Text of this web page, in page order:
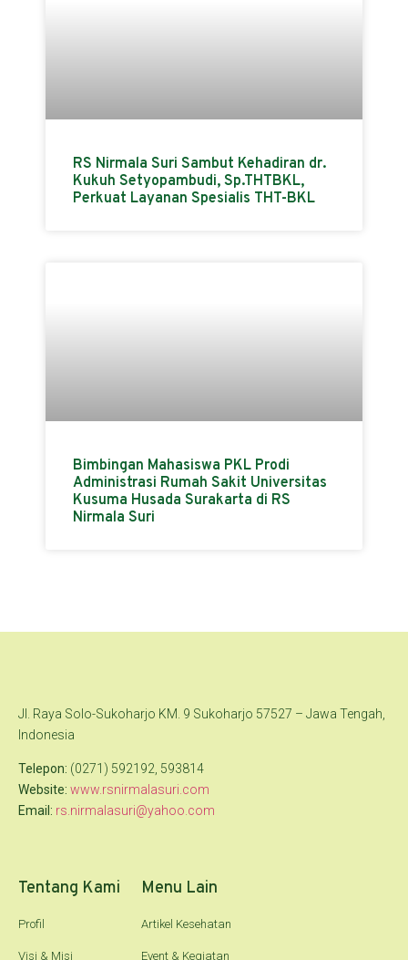
RS Nirmala Suri Sambut Kehadiran dr.
Kukuh Setyopambudi, Sp.THTBKL,
Perkuat Layanan Spesialis THT-BKL
Bimbingan Mahasiswa PKL Prodi
Administrasi Rumah Sakit Universitas
Kusuma Husada Surakarta di RS
Nirmala Suri
Jl. Raya Solo-Sukoharjo KM. 9 Sukoharjo 57527 – Jawa Tengah,
Indonesia
Telepon: (0271) 592192, 593814
Website: www.rsnirmalasuri.com
Email: rs.nirmalasuri@yahoo.com
Tentang Kami
Profil
Visi & Misi
Menu Lain
Artikel Kesehatan
Event & Kegiatan